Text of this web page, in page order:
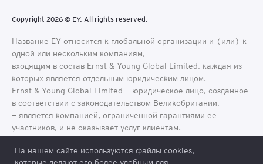
Copyright 2026 © EY. All rights reserved.
Название EY относится к глобальной организации и (или) к
одной или нескольким компаниям,
входящим в состав Ernst & Young Global Limited, каждая из
которых является отдельным юридическим лицом.
Ernst & Young Global Limited − юридическое лицо, созданное
в соответствии с законодательством Великобритании,
− является компанией, ограниченной гарантиями ее
участников, и не оказывает услуг клиентам.
На нашем сайте используются файлы cookies,